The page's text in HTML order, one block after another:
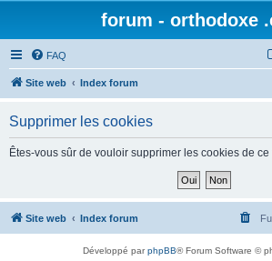
forum - orthodoxe
FAQ
Site web Index forum
Supprimer les cookies
Êtes-vous sûr de vouloir supprimer les cookies de ce
Site web Index forum
Développé parphpBB® Forum Software ©